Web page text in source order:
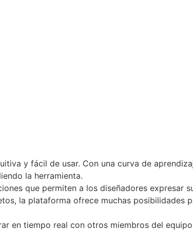
y fácil de usar. Con una curva de
la herramienta.
que permiten a los diseñadores expresar
la plataforma ofrece muchas posibilidades
en tiempo real con otros miembros del